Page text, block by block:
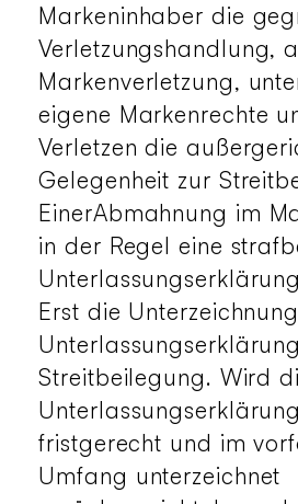
Markeninhaber die
Verletzungshandlung,
Markenverletzung,
eigene Markenrechte
Verletzen die
Gelegenheit zur
EinerAbmahnung im
in der Regel eine
Erst die
Streitbeilegung. Wird
fristgerecht und im
Umfang unterzeichnet